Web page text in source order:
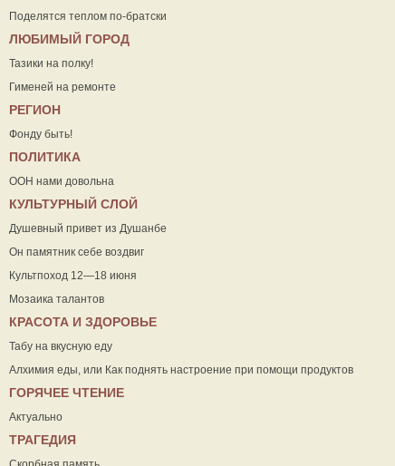
Поделятся теплом по-братски
ЛЮБИМЫЙ ГОРОД
Тазики на полку!
Гименей на ремонте
РЕГИОН
Фонду быть!
ПОЛИТИКА
ООН нами довольна
КУЛЬТУРНЫЙ СЛОЙ
Душевный привет из Душанбе
Он памятник себе воздвиг
Культпоход 12—18 июня
Мозаика талантов
КРАСОТА И ЗДОРОВЬЕ
Табу на вкусную еду
Алхимия еды, или Как поднять настроение при помощи продуктов
ГОРЯЧЕЕ ЧТЕНИЕ
Актуально
ТРАГЕДИЯ